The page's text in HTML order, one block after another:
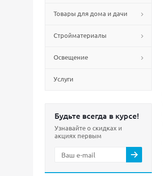
Товары для дома и дачи
Стройматериалы
Освещение
Услуги
Будьте всегда в курсе!
Узнавайте о скидках и
акциях первым